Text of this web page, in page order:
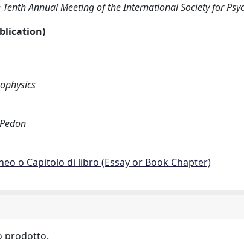
Annual Meeting of the International Society for
o Capitolo di libro (Essay or Book Chapter)
prodotto.